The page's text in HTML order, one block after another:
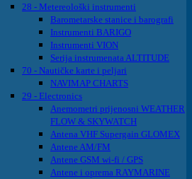
28 - Metereološki instrumenti
Barometarske stanice i barografi
Instrumenti BARIGO
Instrumenti VION
Serija instrumenata ALTITUDE
70 - Nautičke karte i peljari
NAVIMAP CHARTS
29 - Electronics
Anemometri prijenosni WEATHER
FLOW & SKYWATCH
Antena VHF Supergain GLOMEX
Antene AM/FM
Antene GSM wi-fi / GPS
Antene i oprema RAYMARINE